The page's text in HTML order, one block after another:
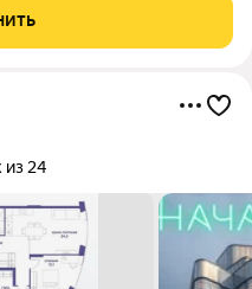
Дом входит в
из 24